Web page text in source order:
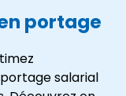
portage
salarial